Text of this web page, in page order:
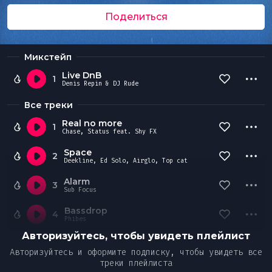
Поделиться
Микстейп
1
Live DnB
Denis Repin & DJ Rude
Все треки
1
Real no more
Chase, Status feat. Shy FX
2 Space
Deekline, Ed Solo, Airglo, Top cat
3 Alarm
Sub Focus
4 Bassdrop
Phibes
Авторизуйтесь, чтобы увидеть плейлист
Авторизуйтесь и оформите подписку, чтобы увидеть все
треки плейлиста